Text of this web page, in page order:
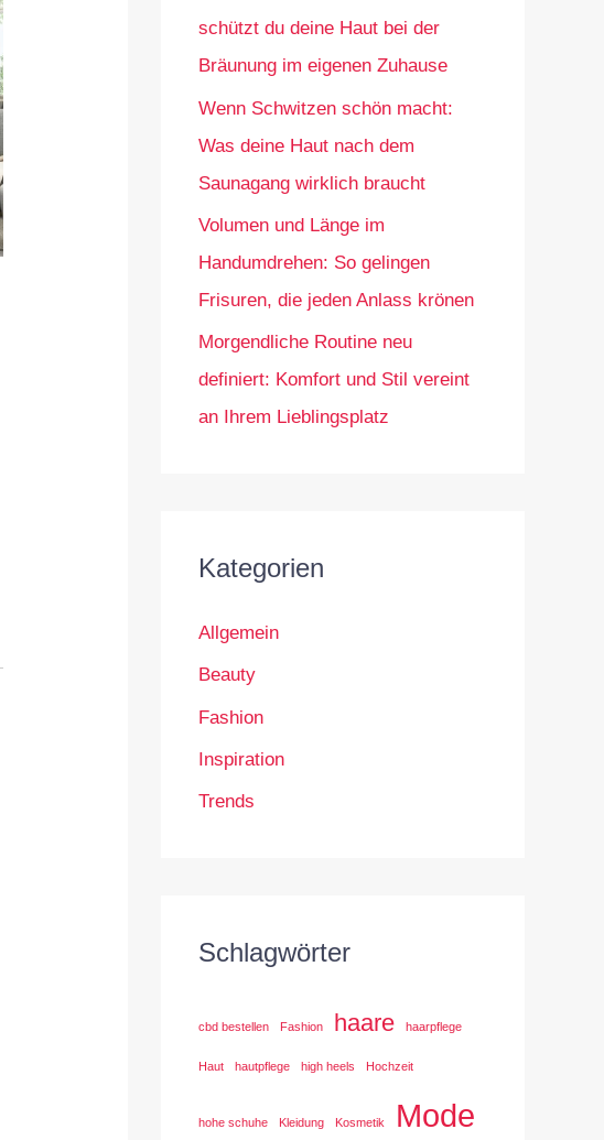
schützt du deine Haut bei der
Bräunung im eigenen Zuhause
Wenn Schwitzen schön macht:
Was deine Haut nach dem
Saunagang wirklich braucht
Volumen und Länge im
Handumdrehen: So gelingen
Frisuren, die jeden Anlass krönen
Morgendliche Routine neu
definiert: Komfort und Stil vereint
an Ihrem Lieblingsplatz
Kategorien
Allgemein
Beauty
Fashion
Inspiration
Trends
Schlagwörter
cbd bestellen Fashion haare haarpflege
Haut hautpflege high heels Hochzeit
hohe schuhe Kleidung Kosmetik Mode